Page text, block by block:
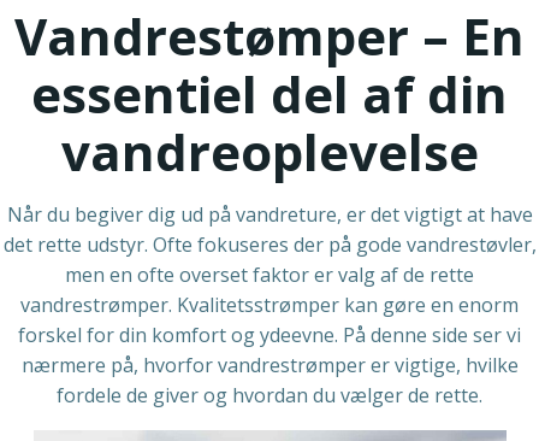
Vandrestømper – En
essentiel del af din
vandreoplevelse
Når du begiver dig ud på vandreture, er det vigtigt at have
det rette udstyr. Ofte fokuseres der på gode vandrestøvler,
men en ofte overset faktor er valg af de rette
vandrestrømper. Kvalitetsstrømper kan gøre en enorm
forskel for din komfort og ydeevne. På denne side ser vi
nærmere på, hvorfor vandrestrømper er vigtige, hvilke
fordele de giver og hvordan du vælger de rette.